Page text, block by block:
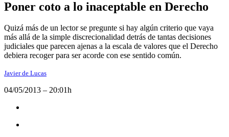
Poner coto a lo inaceptable en Derecho
Quizá más de un lector se pregunte si hay algún criterio que vaya
más allá de la simple discrecionalidad detrás de tantas decisiones
judiciales que parecen ajenas a la escala de valores que el Derecho
debiera recoger para ser acorde con ese sentido común.
Javier de Lucas
04/05/2013 – 20:01h